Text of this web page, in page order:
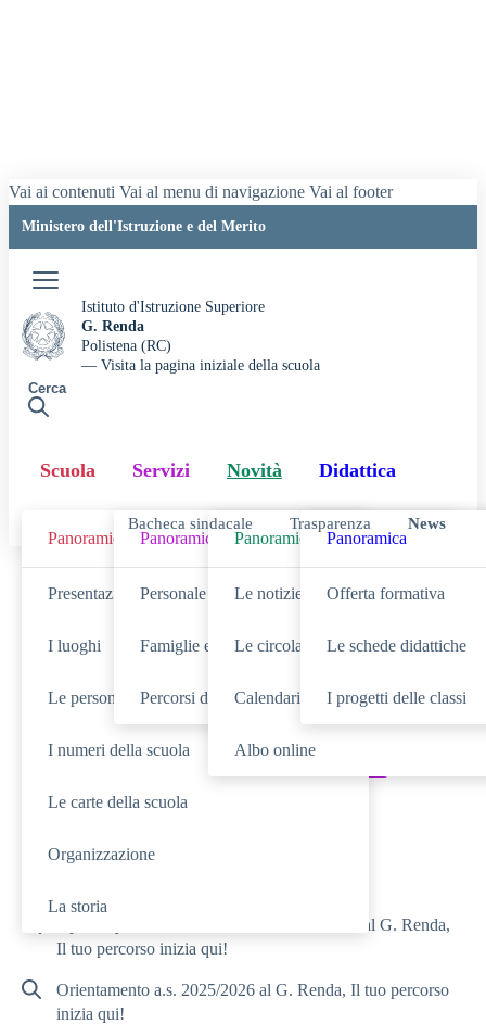
Vai ai contenuti Vai al menu di navigazione Vai al footer
Ministero dell'Istruzione e del Merito
Istituto d'Istruzione Superiore
G. Renda
Polistena (RC)
— Visita la pagina iniziale della scuola
Cerca
Scuola
Panoramica
Presentazione
I luoghi
Le persone
I numeri della scuola
Le carte della scuola
Organizzazione
La storia
Servizi
Panoramica
Personale scolastico
Famiglie e studenti
Percorsi di studio
Novità
Panoramica
Le notizie
Le circolari
Calendario eventi
Albo online
Didattica
Panoramica
Offerta formativa
Le schede didattiche
I progetti delle classi
Bacheca sindacale Trasparenza News
Cerca nella sezione
Cerca tra leNOVITÀ Cerca neiSERVIZI
Cerca inTUTTO IL SITO
Open day – 31 Gennaio e 01 Febbraio 2025 al G. Renda,
Il tuo percorso inizia qui!
Orientamento a.s. 2025/2026 al G. Renda, Il tuo percorso
inizia qui!